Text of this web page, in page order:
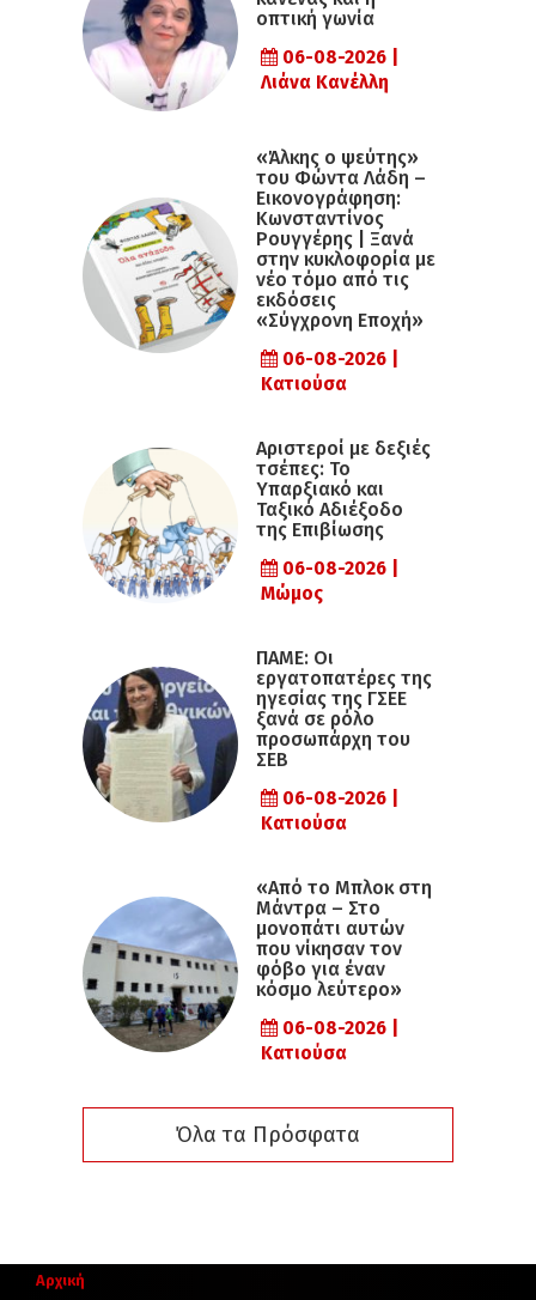
οπτική γωνία
06-08-2026 |
Λιάνα Κανέλλη
«Άλκης ο ψεύτης»
του Φώντα Λάδη –
Εικονογράφηση:
Κωνσταντίνος
Ρουγγέρης | Ξανά
στην κυκλοφορία με
νέο τόμο από τις
εκδόσεις
«Σύγχρονη Εποχή»
06-08-2026 |
Κατιούσα
Αριστεροί με δεξιές
τσέπες: Το
Υπαρξιακό και
Ταξικό Αδιέξοδο
της Επιβίωσης
06-08-2026 |
Μώμος
ΠΑΜΕ: Οι
εργατοπατέρες της
ηγεσίας της ΓΣΕΕ
ξανά σε ρόλο
προσωπάρχη του
ΣΕΒ
06-08-2026 |
Κατιούσα
«Από το Μπλοκ στη
Μάντρα – Στο
μονοπάτι αυτών
που νίκησαν τον
φόβο για έναν
κόσμο λεύτερο»
06-08-2026 |
Κατιούσα
Όλα τα Πρόσφατα
Αρχική